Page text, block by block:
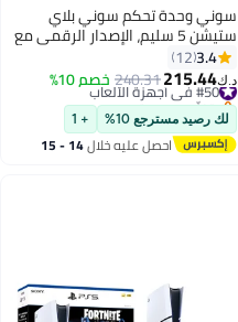
سوني وحدة تحكم سوني بلاي
ستيشن 5 سليم، الإصدار الرقمي مع
وحدة تحكم زرقاء إضافية
3.4
12
د.ك‏215.44
240.31خصم 10% #50 في أجهزة الألعاب
بتخلّص بسرعة
#50 في أجهزة الألعاب
لك رصيد مسترجع 10% + 1
احصل عليه خلال 14 - 15